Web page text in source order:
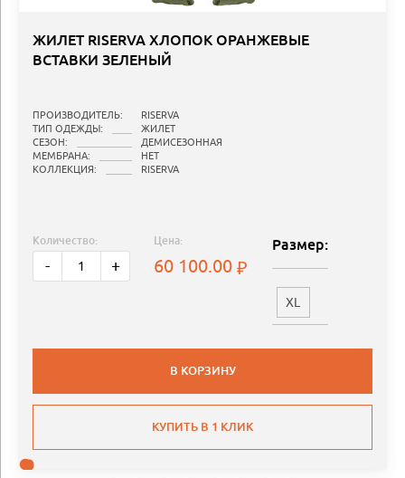
ЖИЛЕТ RISERVA ХЛОПОК ОРАНЖЕВЫЕ
ВСТАВКИ ЗЕЛЕНЫЙ
ПРОИЗВОДИТЕЛЬ:
RISERVA
ТИП ОДЕЖДЫ:
ЖИЛЕТ
СЕЗОН:
ДЕМИСЕЗОННАЯ
МЕМБРАНА:
НЕТ
КОЛЛЕКЦИЯ:
RISERVA
Количество:
- +
Цена:
60 100.00
Размер:
XL
В КОРЗИНУ
КУПИТЬ В 1 КЛИК